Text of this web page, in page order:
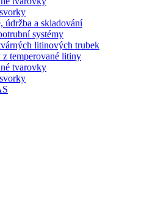
údržba a skladování
systémy
litinových trubek
temperované litiny
tvarovky